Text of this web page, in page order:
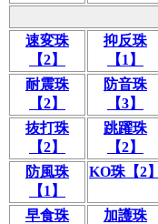
速変珠
【2】
抑反珠
【1】
耐震珠
【2】
防音珠
【3】
抜打珠
【2】
跳躍珠
【2】
防風珠
【1】
KO珠【2】
早食珠
加護珠